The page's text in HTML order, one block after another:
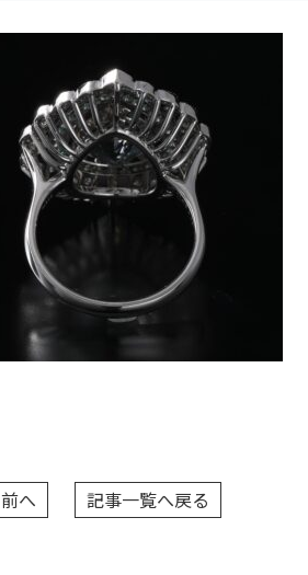
前へ 記事一覧へ戻る